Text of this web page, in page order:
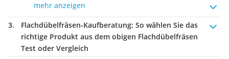
mehr anzeigen
Flachdübelfräsen-Kaufberatung: So wählen Sie das
richtige Produkt aus dem obigen Flachdübelfräsen
Test oder Vergleich